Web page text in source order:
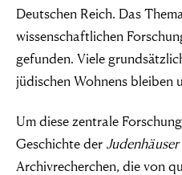
Deutschen Reich. Das Thema
wissenschaftlichen
gefunden. Viele
jüdischen Wohnens bleiben
Um diese zentrale
Geschichte der Judenhäuser
Archivrecherchen, die von